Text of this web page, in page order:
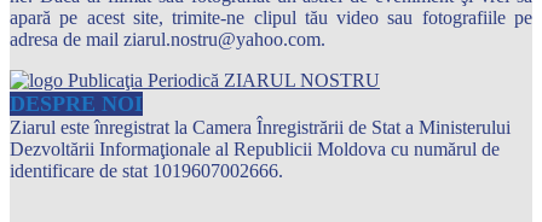
apară pe acest site, trimite-ne clipul tău video sau fotografiile pe
adresa de mail ziarul.nostru@yahoo.com.
DESPRE NOI
Ziarul este înregistrat la Camera Înregistrării de Stat a Ministerului
Dezvoltării Informaţionale al Republicii Moldova cu numărul de
identificare de stat 1019607002666.